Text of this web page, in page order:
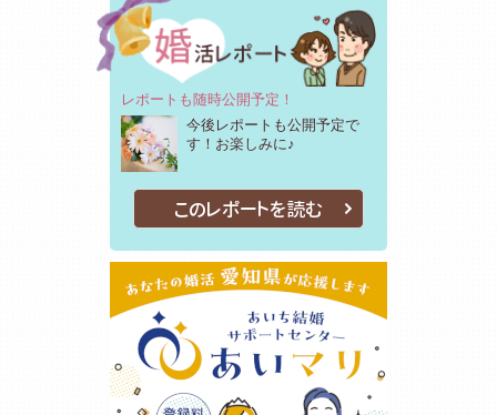
レポートも随時公開予定！
今後レポートも公開予定で
す！お楽しみに♪
このレポートを読む